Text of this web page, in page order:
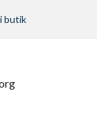
butik